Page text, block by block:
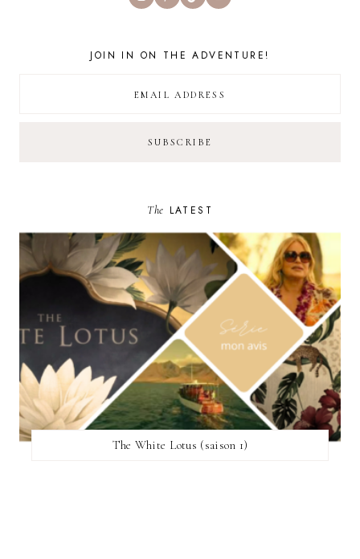
JOIN IN ON THE ADVENTURE!
The LATEST
The White Lotus (saison 1)